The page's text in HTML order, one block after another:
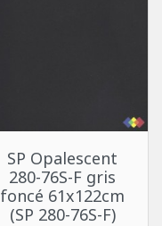
SP Opalescent
280-76S-F gris
foncé 61x122cm
(SP 280-76S-F)